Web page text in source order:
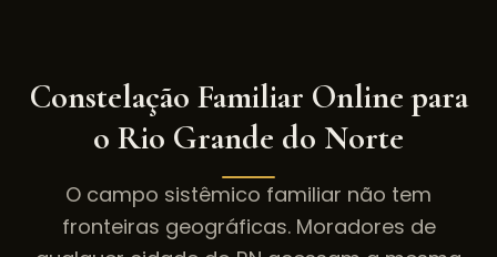
Constelação Familiar Online para
o Rio Grande do Norte
O campo sistêmico familiar não tem
fronteiras geográficas. Moradores de